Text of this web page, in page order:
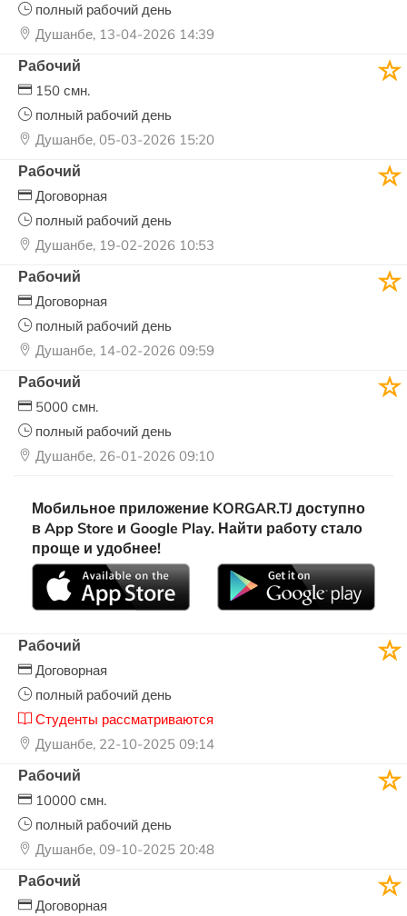
полный рабочий день
Душанбе, 13-04-2026 14:39
Рабочий
150 смн.
полный рабочий день
Душанбе, 05-03-2026 15:20
Рабочий
Договорная
полный рабочий день
Душанбе, 19-02-2026 10:53
Рабочий
Договорная
полный рабочий день
Душанбе, 14-02-2026 09:59
Рабочий
5000 смн.
полный рабочий день
Душанбе, 26-01-2026 09:10
Мобильное приложение KORGAR.TJ доступно
в App Store и Google Play. Найти работу стало
проще и удобнее!
Рабочий
Договорная
полный рабочий день
Студенты рассматриваются
Душанбе, 22-10-2025 09:14
Рабочий
10000 смн.
полный рабочий день
Душанбе, 09-10-2025 20:48
Рабочий
Договорная